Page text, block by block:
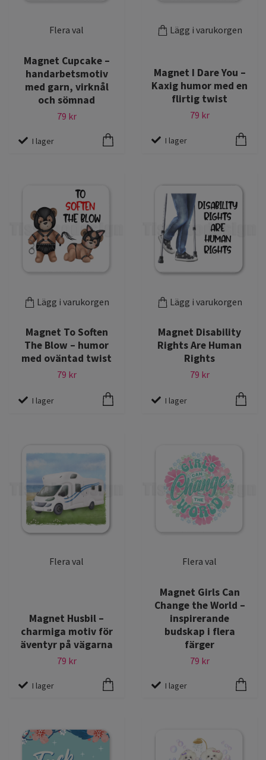
Flera val
Magnet Cupcake –
handarbetsmotiv
med garn, virknål
och sömnad
79 kr
I lager
Lägg i varukorgen
Magnet I Dare You –
Kaxig humor med en
flirtig twist
79 kr
I lager
Lägg i varukorgen
Magnet To Soften
The Blow – humor
med oväntad twist
79 kr
I lager
Lägg i varukorgen
Magnet Disability
Rights Are Human
Rights
79 kr
I lager
Flera val
Magnet Husbil –
charmiga motiv för
äventyr på vägarna
79 kr
I lager
Flera val
Magnet Girls Can
Change the World –
inspirerande
budskap i flera
färger
79 kr
I lager